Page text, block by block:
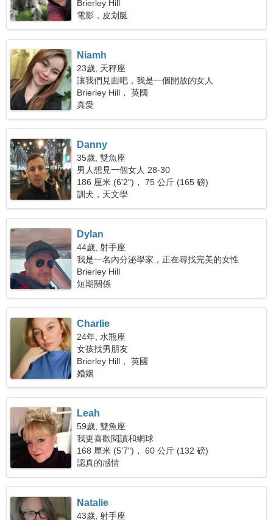
Brierley Hill
電影，皮划艇
Niamh
23歲, 天秤座
讓我們見面吧，我是一個開放的女人
Brierley Hill， 英國
真愛
Danny
35歲, 雙魚座
男人想見一個女人 28-30
186 厘米 (6'2")， 75 公斤 (165 磅)
訓犬，天文學
Dylan
44歲, 射手座
我是一名內分泌學家，正在尋找完美的女性
Brierley Hill
短期關係
Charlie
24年, 水瓶座
女孩找男朋友
Brierley Hill， 英國
婚姻
Leah
59歲, 雙魚座
我更喜歡閱讀和網球
168 厘米 (5'7")， 60 公斤 (132 磅)
認真的感情
Natalie
43歲, 射手座